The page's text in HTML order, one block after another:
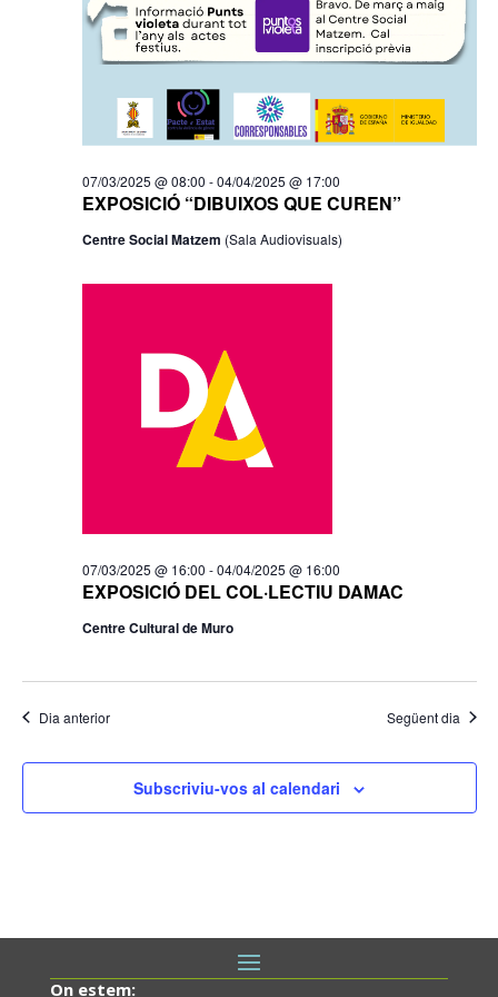
EXPOSICIÓ “DIBUIXOS QUE CUREN”
07/03/2025 @ 08:00 -04/04/2025 @ 17:00
Centre Social Matzem (Sala Audiovisuals)
EXPOSICIÓ DEL COL·LECTIU DAMAC
07/03/2025 @ 16:00 -04/04/2025 @ 16:00
Centre Cultural de Muro
Dia anterior Següent dia
Subscriviu-vos al calendari
On estem: